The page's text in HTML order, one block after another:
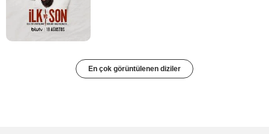
En çok görüntülenen diziler